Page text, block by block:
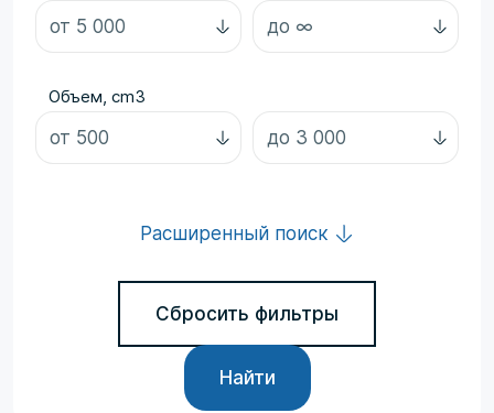
Объем, cm3
Расширенный поиск
Сбросить фильтры
Найти